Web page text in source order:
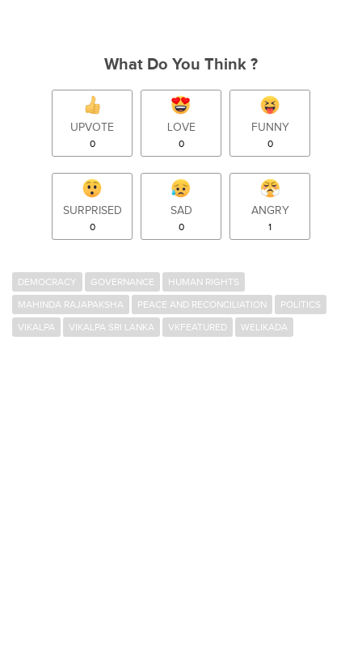
What Do You Think ?
UPVOTE
0
LOVE
0
FUNNY
0
SURPRISED
0
SAD
0
ANGRY
1
DEMOCRACY GOVERNANCE
HUMAN RIGHTS
MAHINDA RAJAPAKSHA
PEACE AND RECONCILIATION
POLITICS
VIKALPA
VIKALPA SRI LANKA VKFEATURED WELIKADA